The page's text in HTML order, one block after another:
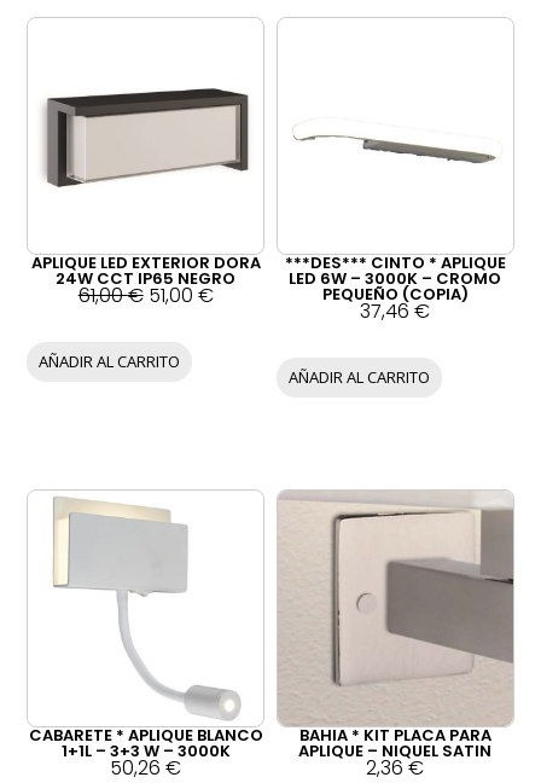
APLIQUE LED EXTERIOR DORA
24W CCT IP65 NEGRO
61,00€ E
r
e
i
g
i
e
:
6
,
0
0
51,00 €E
t
0
0
€
.
AÑADIR AL CARRITO
***DES*** CINTO * APLIQUE
LED 6W – 3000K – CROMO
PEQUEÑO (COPIA)
37,46€
AÑADIR AL CARRITO
CABARETE * APLIQUE BLANCO
1+1L – 3+3 W – 3000K
50,26€
BAHIA * KIT PLACA PARA
APLIQUE – NIQUEL SATIN
2,36€
Página Página